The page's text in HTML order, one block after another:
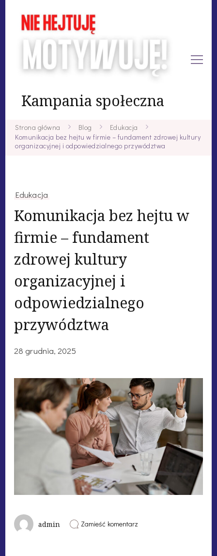
Kampania społeczna
Strona główna Blog
Edukacja
Komunikacja bez hejtu w firmie – fundament zdrowej kultury
organizacyjnej i odpowiedzialnego przywództwa
Edukacja
Komunikacja bez hejtu w
firmie – fundament
zdrowej kultury
organizacyjnej i
odpowiedzialnego
przywództwa
28 grudnia, 2025
admin Zamieść komentarz